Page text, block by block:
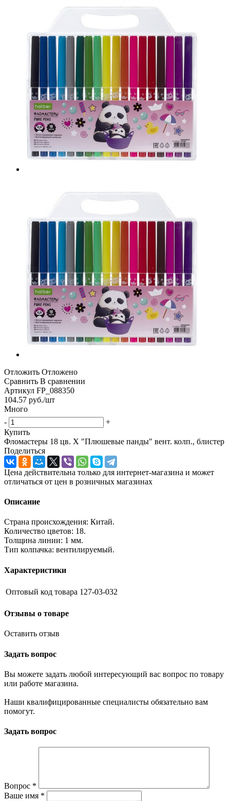
Отложить Отложено
Сравнить В сравнении
Артикул FP_088350
104.57 руб./шт
Много
-
+
Купить
Фломастеры 18 цв. Х "Плюшевые панды" вент. колп., блистер
Поделиться
Цена действительна только для интернет-магазина и может
отличаться от цен в розничных магазинах
Описание
Страна происхождения: Китай.
Количество цветов: 18.
Толщина линии: 1 мм.
Тип колпачка: вентилируемый.
Характеристики
Оптовый код товара 127-03-032
Отзывы о товаре
Оставить отзыв
Задать вопрос
Вы можете задать любой интересующий вас вопрос по товару
или работе магазина.
Наши квалифицированные специалисты обязательно вам
помогут.
Задать вопрос
Вопрос *
Ваше имя *